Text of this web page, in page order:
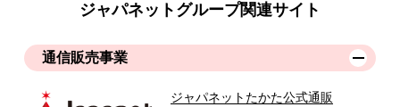
ジャパネットグループ関連サイト
通信販売事業
ジャパネットたかた公式通販